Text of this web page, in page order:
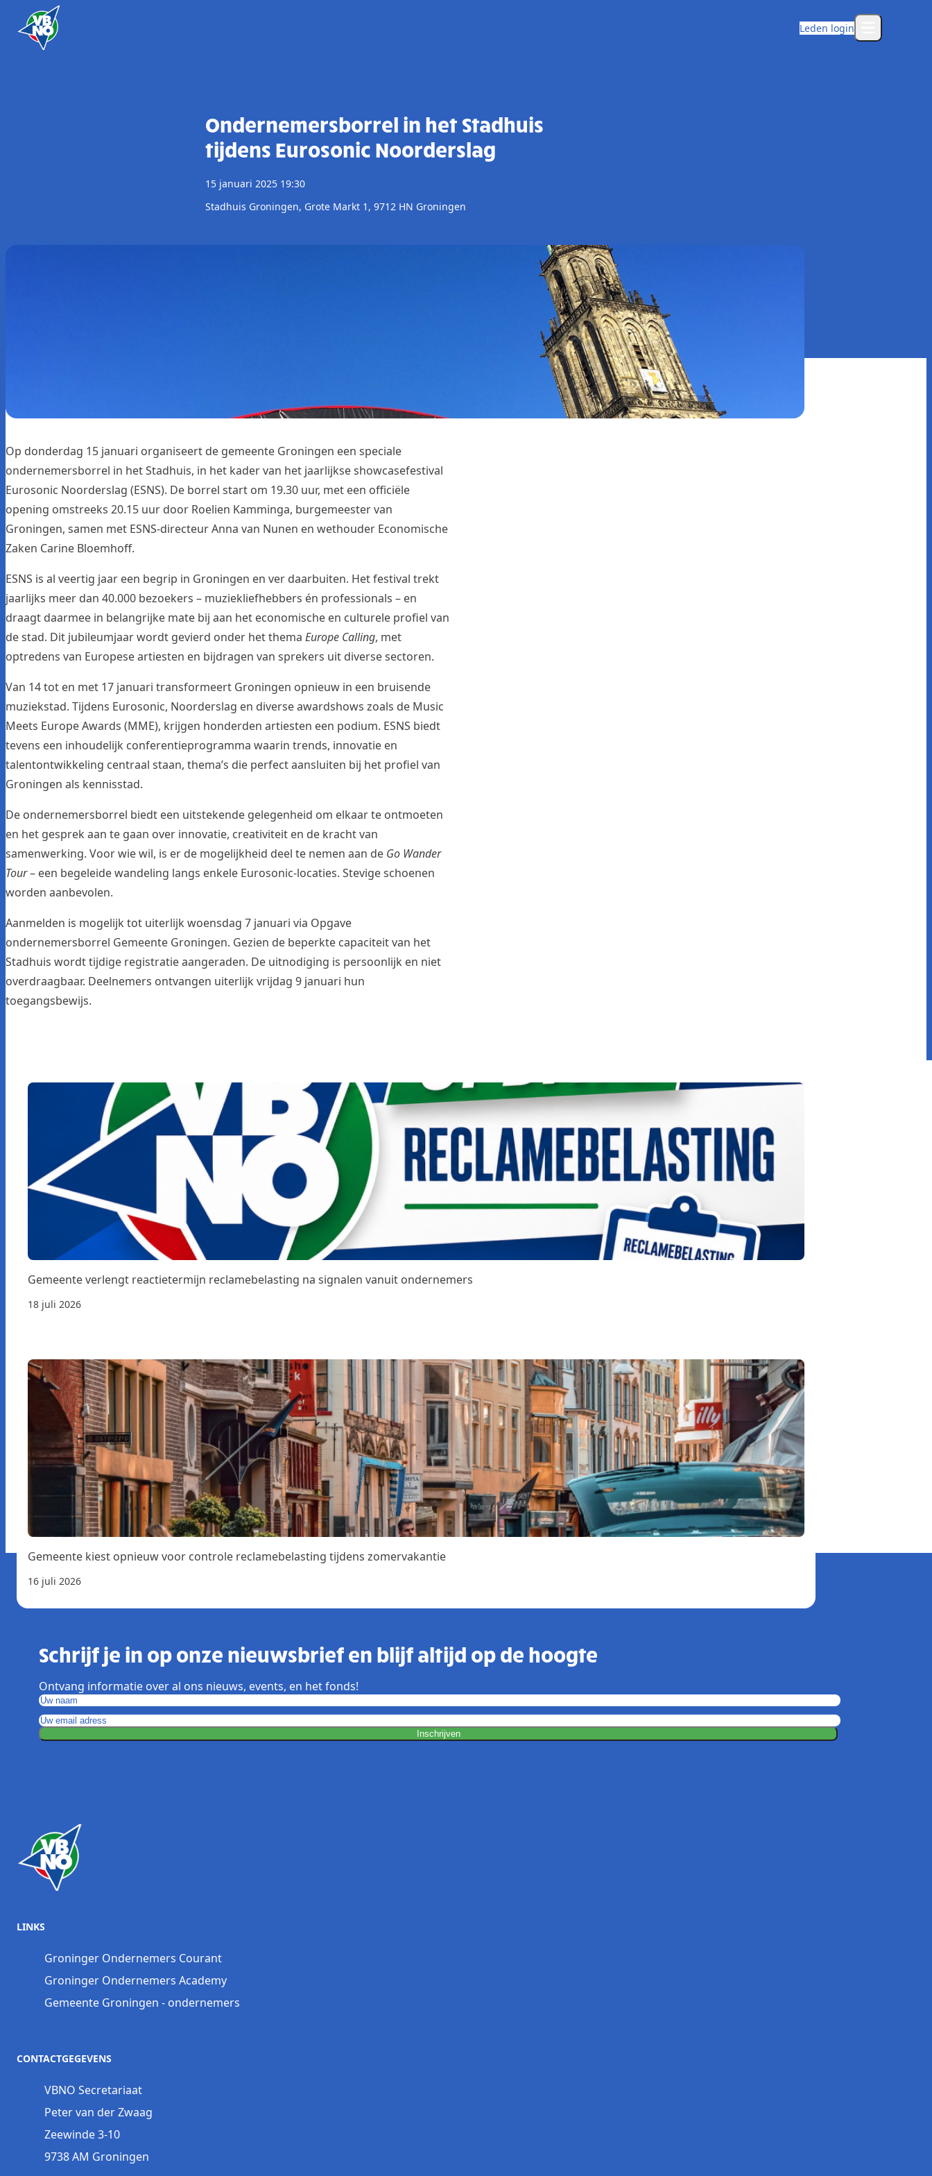
Skip to content
Leden login
Ondernemersborrel in het Stadhuis
tijdens Eurosonic Noorderslag
15 januari 2025 19:30
Stadhuis Groningen, Grote Markt 1, 9712 HN Groningen
Op donderdag 15 januari organiseert de gemeente Groningen een speciale
ondernemersborrel in het Stadhuis, in het kader van het jaarlijkse showcasefestival
Eurosonic Noorderslag (ESNS). De borrel start om 19.30 uur, met een officiële
opening omstreeks 20.15 uur door Roelien Kamminga, burgemeester van
Groningen, samen met ESNS-directeur Anna van Nunen en wethouder Economische
Zaken Carine Bloemhoff.
ESNS is al veertig jaar een begrip in Groningen en ver daarbuiten. Het festival trekt
jaarlijks meer dan 40.000 bezoekers – muziekliefhebbers én professionals – en
draagt daarmee in belangrijke mate bij aan het economische en culturele profiel van
de stad. Dit jubileumjaar wordt gevierd onder het thema Europe Calling, met
optredens van Europese artiesten en bijdragen van sprekers uit diverse sectoren.
Van 14 tot en met 17 januari transformeert Groningen opnieuw in een bruisende
muziekstad. Tijdens Eurosonic, Noorderslag en diverse awardshows zoals de Music
Meets Europe Awards (MME), krijgen honderden artiesten een podium. ESNS biedt
tevens een inhoudelijk conferentieprogramma waarin trends, innovatie en
talentontwikkeling centraal staan, thema’s die perfect aansluiten bij het profiel van
Groningen als kennisstad.
De ondernemersborrel biedt een uitstekende gelegenheid om elkaar te ontmoeten
en het gesprek aan te gaan over innovatie, creativiteit en de kracht van
samenwerking. Voor wie wil, is er de mogelijkheid deel te nemen aan de Go Wander
Tour– een begeleide wandeling langs enkele Eurosonic-locaties. Stevige schoenen
worden aanbevolen.
Aanmelden is mogelijk tot uiterlijk woensdag 7 januari via Opgave
ondernemersborrel Gemeente Groningen. Gezien de beperkte capaciteit van het
Stadhuis wordt tijdige registratie aangeraden. De uitnodiging is persoonlijk en niet
overdraagbaar. Deelnemers ontvangen uiterlijk vrijdag 9 januari hun
toegangsbewijs.
Gemeente verlengt reactietermijn reclamebelasting na signalen vanuit ondernemers
18 juli 2026
Gemeente kiest opnieuw voor controle reclamebelasting tijdens zomervakantie
16 juli 2026
Schrijf je in op onze nieuwsbrief en blijf altijd op de hoogte
Ontvang informatie over al ons nieuws, events, en het fonds!
Inschrijven
LINKS
Groninger Ondernemers Courant
Groninger Ondernemers Academy
Gemeente Groningen - ondernemers
CONTACTGEGEVENS
VBNO Secretariaat
Peter van der Zwaag
Zeewinde 3-10
9738 AM Groningen